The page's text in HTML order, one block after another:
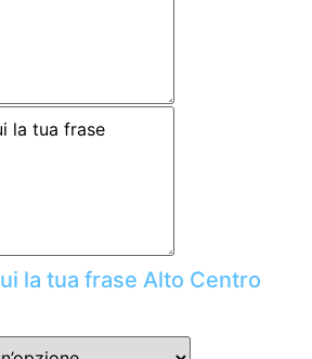
la tua frase Alto Centro